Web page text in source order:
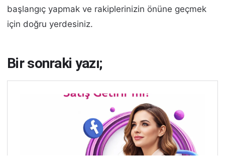
başlangıç yapmak ve rakiplerinizin önüne geçmek
için doğru yerdesiniz.
Bir sonraki yazı;